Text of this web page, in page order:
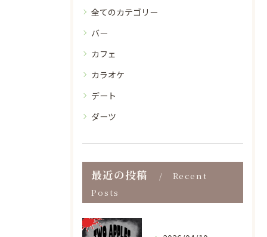
全てのカテゴリー
バー
カフェ
カラオケ
デート
ダーツ
最近の投稿
Recent
Posts